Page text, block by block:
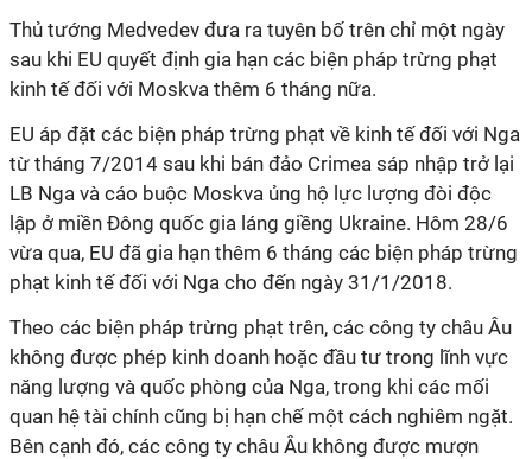
Thủ tướng Medvedev đưa ra tuyên bố trên chỉ một ngày
sau khi EU quyết định gia hạn các biện pháp trừng phạt
kinh tế đối với Moskva thêm 6 tháng nữa.
EU áp đặt các biện pháp trừng phạt về kinh tế đối với Nga
từ tháng 7/2014 sau khi bán đảo Crimea sáp nhập trở lại
LB Nga và cáo buộc Moskva ủng hộ lực lượng đòi độc
lập ở miền Đông quốc gia láng giềng Ukraine. Hôm 28/6
vừa qua, EU đã gia hạn thêm 6 tháng các biện pháp trừng
phạt kinh tế đối với Nga cho đến ngày 31/1/2018.
Theo các biện pháp trừng phạt trên, các công ty châu Âu
không được phép kinh doanh hoặc đầu tư trong lĩnh vực
năng lượng và quốc phòng của Nga, trong khi các mối
quan hệ tài chính cũng bị hạn chế một cách nghiêm ngặt.
Bên cạnh đó, các công ty châu Âu không được mượn